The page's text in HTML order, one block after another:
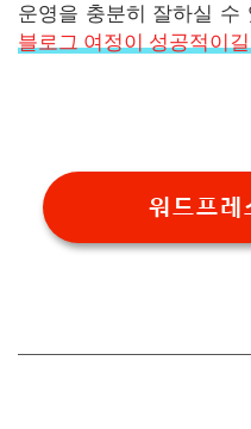
운영을 충분히 잘하실 수
블로그 여정이 성공적이
워드프